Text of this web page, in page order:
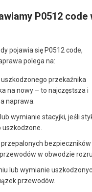
P0512 code
pojawia się P0512 code,
polega na:
przekaźnika
na nowy – to najczęstsza i
naprawa.
wymianie stacyjki, jeśli
uszkodzone.
bezpieczników
w obwodzie
lub wymianie
przewodów.